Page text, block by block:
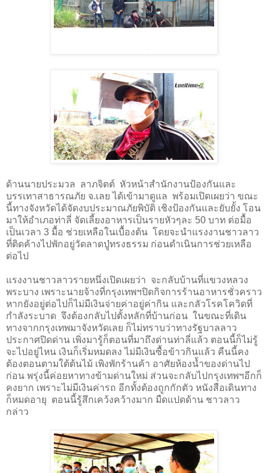
ด้านนายประมวล ลาภจิตต์ หัวหน้าสำนักงานป้องกันและ
บรรเทาสาธารณภัย จ.เลย ได้เข้ามาดูแล พร้อมเปิดเผยว่า ขณะ
นี้ทางจังหวัดได้จัดงบประมาณภัยพิบัติ เชิงป้องกันและยับยั้ง โอน
มาให้อำเภอท่าลี่ จัดเลี้ยงอาหารเป็นรายหัวๆละ 50 บาท ต่อมื้อ
เป็นเวลา 3 มื้อ ช่วยเหลือในเบื้องต้น โดยจะนำแรงงานชาวลาว
ที่ติดค้างไปพักอยู่วัดลาดปู่ทรงธรรม ก่อนดำเนินการช่วยเหลือ
ต่อไป
แรงงานชาวลาวรายหนึ่งเปิดเผยว่า จะกลับบ้านที่แขวงหลวง
พระบาง เพราะนายจ้างที่กรุงเทพฯปิดกิจการร้านอาหารชั่วคราว
หากยังอยู่ต่อไปก็ไม่มีเงินจ่ายค่าอยู่ค่ากิน และกลัวโรคโควิดที่
กำลังระบาด จึงต้องกลับไปตั้งหลักที่บ้านก่อน ในขณะที่เดิน
ทางจากกรุงเทพมาจังหวัดเลย ก็ไม่ทราบว่าทางรัฐบาลลาว
ประกาศปิดด่าน เพิ่งมารู้ก็ตอนที่มาถึงด่านท่าลี่แล้ว ตอนนี้ก็ไม่รู้
จะไปอยู่ไหน เงินก็เริ่มหมดลง ไม่มีเงินซื้อข้าวกินแล้ว คืนนี้คง
ต้องตอนตามใต้ต้นไม้ เพิงพักร้านค้า อาศัยห้องน้ำของด่านไป
ก่อน พรุ่งนี้ค่อยหาทางข้ามด่านใหม่ ส่วนจะกลับไปกรุงเทพฯอีกก็
คงยาก เพราะไม่มีเงินค่ารถ อีกทั้งต้องถูกกักตัว หนังสือเดินทาง
ก็หมดอายุ ตอนนี้รู้สึกเคว้งคว้างมาก มืดแปดด้าน ชาวลาว
กล่าว